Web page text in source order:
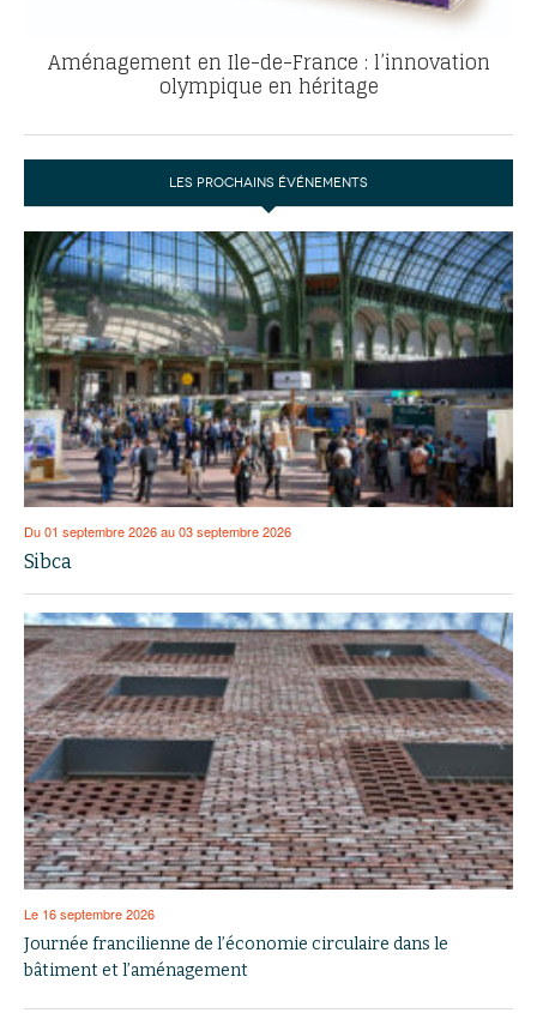
Aménagement en Ile-de-France : l’innovation
olympique en héritage
LES PROCHAINS ÉVÉNEMENTS
Du 01 septembre 2026 au 03 septembre 2026
Sibca
Le 16 septembre 2026
Journée francilienne de l’économie circulaire dans le
bâtiment et l’aménagement